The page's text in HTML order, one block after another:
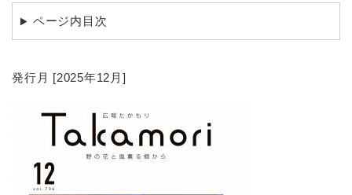
ページ内目次
発行月 [2025年12月]